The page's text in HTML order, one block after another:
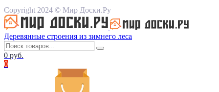
Copyright 2024 © Мир Доски.Ру
Деревянные строения из зимнего леса
0 руб.
0